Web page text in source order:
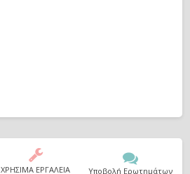
ΧΡΗΣΙΜΑ ΕΡΓΑΛΕΙΑ Υποβολή Ερωτημάτων